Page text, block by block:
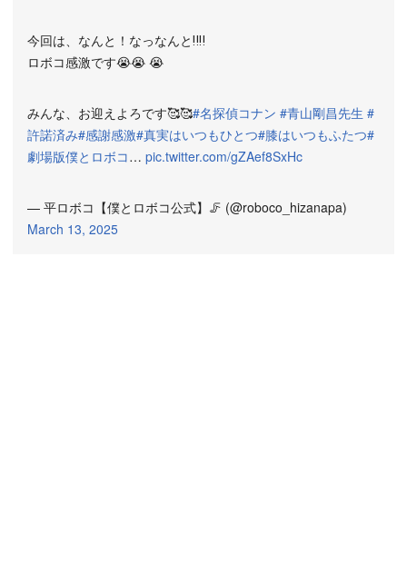
今回は、なんと！なっなんと‼︎‼︎
ロボコ感激です😭😭 😭
みんな、お迎えよろです🥰🥰#名探偵コナン #青山剛昌先生 #
許諾済み#感謝感激#真実はいつもひとつ#膝はいつもふたつ#
劇場版僕とロボコ… pic.twitter.com/gZAef8SxHc
— 平ロボコ【僕とロボコ公式】🦵 (@roboco_hizanapa)
March 13, 2025